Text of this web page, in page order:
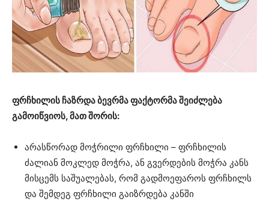
ფრჩხილის ჩაზრდა ბევრმა ფაქტორმა შეიძლება
გამოიწვიოს, მათ შორის:
არასწორად მოჭრილი ფრჩხილი – ფრჩხილის
ძალიან მოკლედ მოჭრა, ან გვერდების მოჭრა კანს
მისცემს საშუალებას, რომ გადმოეფაროს ფრჩხილს
და შემდეგ ფრჩხილი გაიზრდება კანში